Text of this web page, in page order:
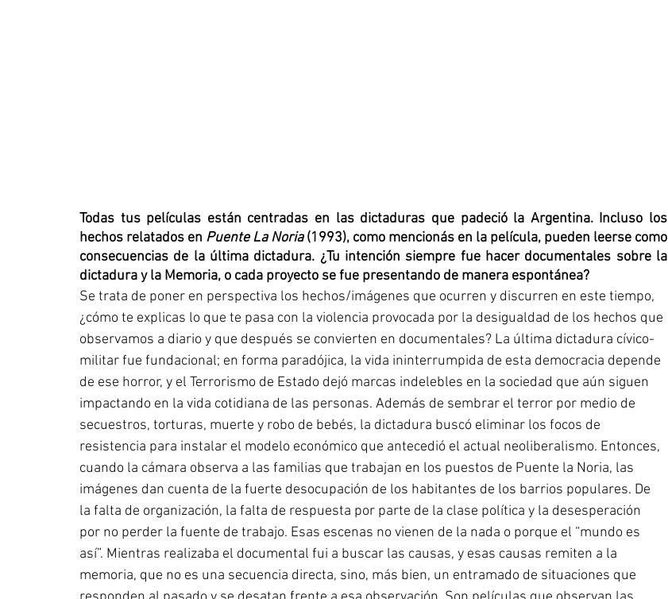
Todas tus películas están centradas en las dictaduras que padeció la Argentina. Incluso los
hechos relatados en Puente La Noria (1993), como mencionás en la película, pueden leerse como
consecuencias de la última dictadura. ¿Tu intención siempre fue hacer documentales sobre la
dictadura y la Memoria, o cada proyecto se fue presentando de manera espontánea?
Se trata de poner en perspectiva los hechos/imágenes que ocurren y discurren en este tiempo,
¿cómo te explicas lo que te pasa con la violencia provocada por la desigualdad de los hechos que
observamos a diario y que después se convierten en documentales? La última dictadura cívico-
militar fue fundacional; en forma paradójica, la vida ininterrumpida de esta democracia depende
de ese horror, y el Terrorismo de Estado dejó marcas indelebles en la sociedad que aún siguen
impactando en la vida cotidiana de las personas. Además de sembrar el terror por medio de
secuestros, torturas, muerte y robo de bebés, la dictadura buscó eliminar los focos de
resistencia para instalar el modelo económico que antecedió el actual neoliberalismo. Entonces,
cuando la cámara observa a las familias que trabajan en los puestos de Puente la Noria, las
imágenes dan cuenta de la fuerte desocupación de los habitantes de los barrios populares. De
la falta de organización, la falta de respuesta por parte de la clase política y la desesperación
por no perder la fuente de trabajo. Esas escenas no vienen de la nada o porque el “mundo es
así”. Mientras realizaba el documental fui a buscar las causas, y esas causas remiten a la
memoria, que no es una secuencia directa, sino, más bien, un entramado de situaciones que